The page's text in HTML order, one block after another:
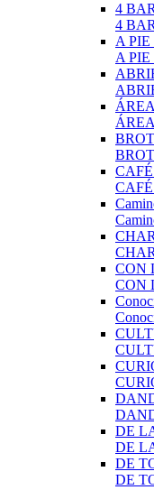
4
4
A
A
CON
CON
DE
DE
DE
DE